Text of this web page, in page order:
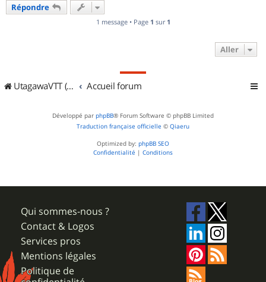
Répondre
1 message • Page 1 sur 1
Aller
UtagawaVTT (Randos VTT et VTTAE avec traces GPS) Accueil forum
Développé par phpBB® Forum Software © phpBB Limited
Traduction française officielle © Qiaeru
Optimized by: phpBB SEO
Confidentialité | Conditions
Qui sommes-nous ?
Contact & Logos
Services pros
Mentions légales
Politique de